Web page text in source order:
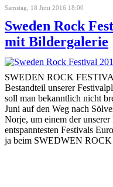
Samstag, 18 Juni 2016 18:00
Sweden Rock
mit Bildergalerie
SWEDEN ROCK
Bestandteil unserer
soll man bekanntlich nicht
Juni auf den Weg nach
Norje, um einem der
entspanntesten Festivals
ja beim SWEDWEN ROCK